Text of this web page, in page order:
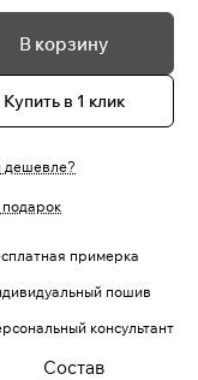
В корзину
Купить в 1 клик
примерка
пошив
консультант
Состав